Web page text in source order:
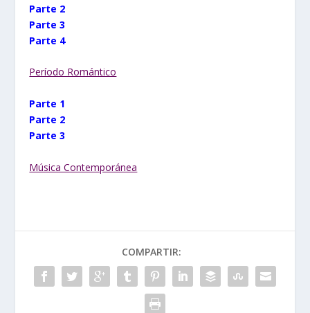
Parte 2
Parte 3
Parte 4
Período Romántico
Parte 1
Parte 2
Parte 3
Música Contemporánea
COMPARTIR: